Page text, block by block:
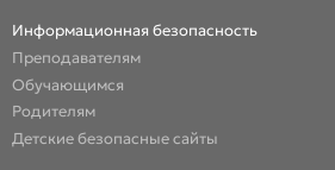
Информационная безопасность
Преподавателям
Обучающимся
Родителям
Детские безопасные сайты